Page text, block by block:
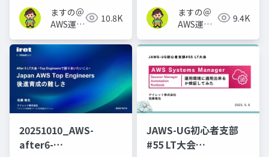
JAWS【第39回】
ますの＠
AWS運用
Lv1.1
10.8K
ますの＠
AWS運用
9.4K
20251010_AWS-
after6-
JAWS-UG初心者支部
#55 LT大会